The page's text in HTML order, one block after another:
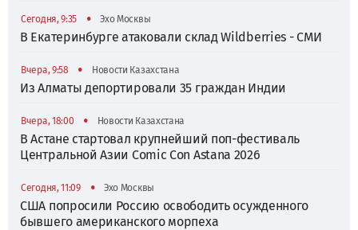
Сегодня, 9:35 • Эхо Москвы
В Екатеринбурге атаковали склад Wildberries - СМИ
Вчера, 9:58 • Новости Казахстана
Из Алматы депортировали 35 граждан Индии
Вчера, 18:00 • Новости Казахстана
В Астане стартовал крупнейший поп-фестиваль
Центральной Азии Comic Con Astana 2026
Сегодня, 11:09 • Эхо Москвы
США попросили Россию освободить осужденного
бывшего американского морпеха